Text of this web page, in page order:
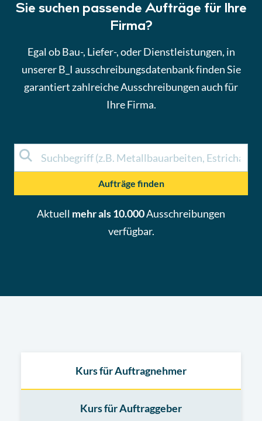
Sie suchen passende Aufträge für Ihre
Firma?
Egal ob Bau-, Liefer-, oder Dienstleistungen, in
unserer B_I ausschreibungsdatenbank finden Sie
garantiert zahlreiche Ausschreibungen auch für
Ihre Firma.
Aufträge finden
Aktuell mehr als 10.000Ausschreibungen
verfügbar.
Kurs für Auftragnehmer
Kurs für Auftraggeber